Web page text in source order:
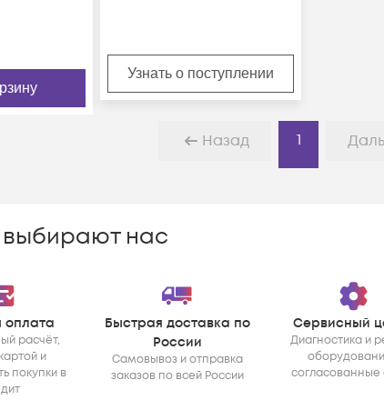
Узнать о поступлении
Назад 1
нас
оплата
расчёт,
и
покупки в
Быстрая доставка по
России
Самовывоз и отправка
заказов по всей России
Сервисный
Диагностика и
согласованные